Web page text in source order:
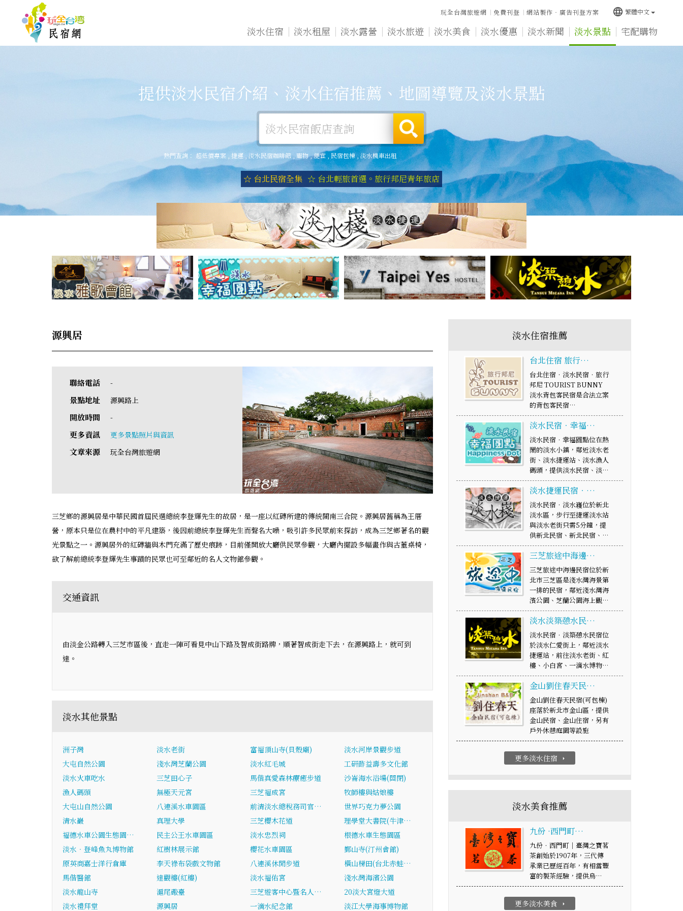
淡水住宿 淡水租屋 淡水露營 淡水旅遊 淡水美食 淡水優惠 淡水新聞 淡水景點 宅配購物
玩全台灣旅遊網 免費刊登 網站製作‧廣告刊登方案 language 繁體中文
提供淡水民宿介紹、淡水住宿推薦、地圖導覽及淡水景點
熱門查詢： 超低價專案 捷運 淡水民宿咖啡館, 寵物,便宜 民宿包棟,淡水機車出租
☆ 台北民宿全集 ☆ 台北輕旅首選。旅行邦尼青年旅店
源興居
聯絡電話 -
景點地址 源興路上
開放時間 -
更多資訊 更多景點照片與資訊
文章來源 玩全台灣旅遊網
三芝鄉的源興居是中華民國首屆民選總統李登輝先生的故居，是一座以紅磚所建的傳統閩南三合院。源興居舊稱為王厝
營，原本只是位在農村中的平凡建築，後因前總統李登輝先生而聲名大噪，吸引許多民眾前來探訪，成為三芝鄉著名的觀
光景點之一。源興居外的紅磚牆與木門充滿了歷史痕跡，目前僅開放大廳供民眾參觀，大廳內擺設多幅畫作與古董桌椅，
欲了解前總統李登輝先生事蹟的民眾也可至鄰近的名人文物館參觀。
交通資訊
由淡金公路轉入三芝市區後，直走一陣可看見中山下路及智成街路牌，順著智成街走下去，在源興路上，就可到
達。
淡水其他景點
洲子灣 淡水老街 富福頂山寺(貝殼廟)
淡水河岸景觀步道
大屯自然公園
淺水灣芝蘭公園 淡水紅毛城
工研酢益壽多文化館
淡水火車吃水
三芝田心子 馬偕真愛森林療癒步道
沙崙海水浴場(關閉)
漁人碼頭
無極天元宮 三芝福成宮
牧師樓與姑娘樓
大屯山自然公園
八連溪水車園區 前清淡水總稅務司官…
世界巧克力夢公園
清水巖
真理大學 三芝櫻木花道
理學堂大書院(牛津…
福德水車公園生態園…
民主公王水車園區 淡水忠烈祠
根德水車生態園區
淡水‧登峰魚丸博物館
紅樹林展示館 櫻花水車園區
鄞山寺(汀州會館)
原英商嘉士洋行倉庫
李天祿布袋戲文物館 八連溪休閒步道
橫山梯田(台北赤蛙…
馬偕醫館
達觀樓(紅樓) 淡水福佑宮
淺水灣海濱公園
淡水龍山寺
滬尾礮臺 三芝遊客中心暨名人…
20淡大宮燈大道
淡水禮拜堂
源興居 一滴水紀念館 淡江大學海事博物館
淡水住宿推薦
台北住宿 旅行…
台北住宿‧淡水民宿‧旅行
邦尼 TOURIST BUNNY
淡水背包客民宿是合法立案
的背包客民宿…
淡水民宿．幸福…
淡水民宿．幸福圓點位在熱
鬧的淡水小鎮，鄰近淡水老
街、淡水捷運站、淡水漁人
碼頭，提供淡水民宿、淡…
淡水捷運民宿‧…
淡水民宿‧淡水嶘位於新北
淡水區，步行至捷運淡水站
與淡水老街只需5分鐘，提
供新北民宿、新北民宿、…
三芝旅途中海邊…
三芝旅途中海邊民宿位於新
北市三芝區是淺水灣海景第
一排的民宿，鄰近淺水灣海
濱公園、芝蘭公園海上觀…
淡水淡築憩水民…
淡水民宿．淡築憩水民宿位
於淡水仁愛街上，鄰近淡水
捷運站，前往淡水老街、紅
樓、小白宮、一滴水博物…
金山劉住春天民…
金山劉住春天民宿(可包棟)
座落於新北市金山區，提供
金山民宿、金山住宿，另有
戶外休憩庭園等設施
更多淡水住宿 arrow_right
淡水美食推薦
九份 ·西門町…
九份．西門町｜臺灣之寶茗
茶創始於1907年，三代傳
承業已歷經百年，有相當豐
富的製茶經驗，提供烏…
更多淡水美食 arrow_right